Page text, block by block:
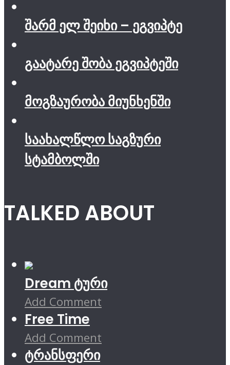
შარმ ელ შეიხი – ეგვიპტე
გაატარე შობა ეგვიპტეში
მოგზაურობა მიუნხენში
საახალწლო საგზური
სტამბოლში
TALKED ABOUT
Dream ტური
Add Comment
Free Time
Add Comment
ტრანსფერი